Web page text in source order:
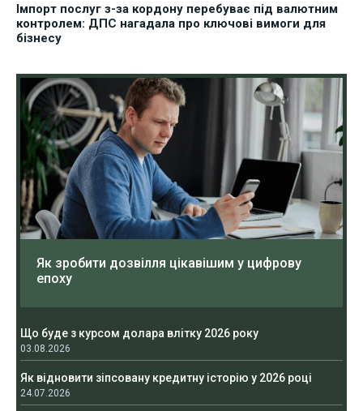
Імпорт послуг з-за кордону перебуває під валютним
контролем: ДПС нагадала про ключові вимоги для
бізнесу
Як зробити дозвілля цікавішим у цифрову
епоху
Що буде з курсом долара влітку 2026 року
03.08.2026
Як відновити зіпсовану кредитну історію у 2026 році
24.07.2026